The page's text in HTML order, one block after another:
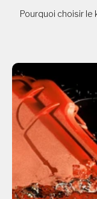
Pourquoi choisir le